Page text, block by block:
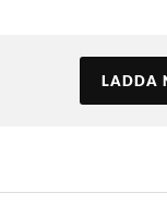
LADDA